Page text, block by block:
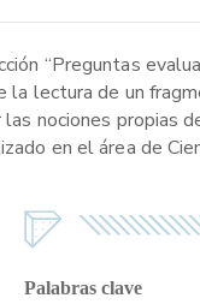
“Preguntas
lectura de un
nociones
en el área de
Palabras clave